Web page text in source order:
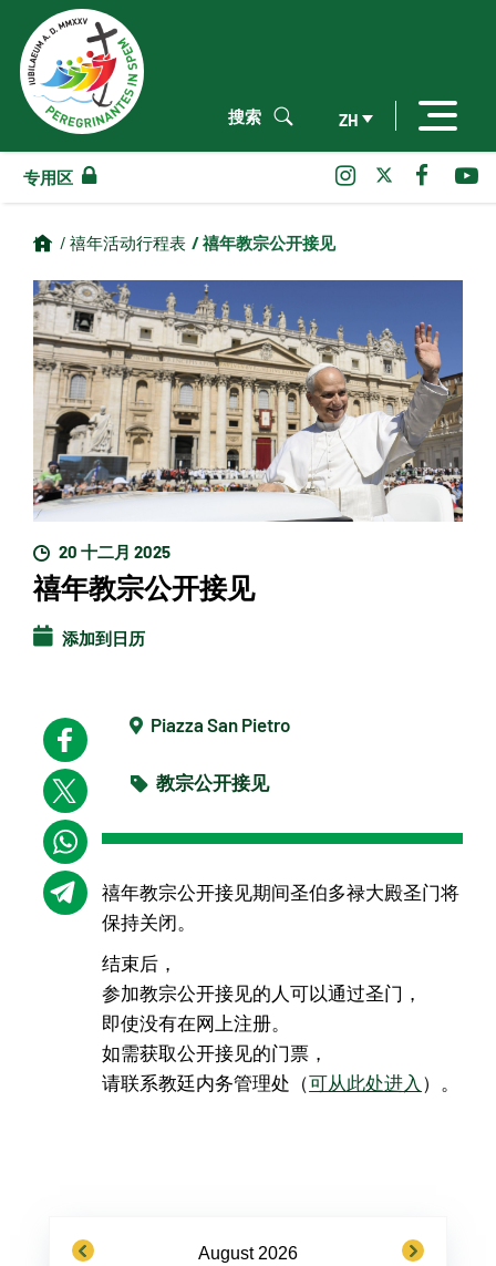
ZH
搜索
专用区
/ 禧年活动行程表 / 禧年教宗公开接见
20 十二月 2025
禧年教宗公开接见
添加到日历
Piazza San Pietro
教宗公开接见
禧年教宗公开接见期间圣伯多禄大殿圣门将
保持关闭。
结束后，
参加教宗公开接见的人可以通过圣门，
即使没有在网上注册。
如需获取公开接见的门票，
请联系教廷内务管理处（可从此处进入 ）。
previous August 2026 next